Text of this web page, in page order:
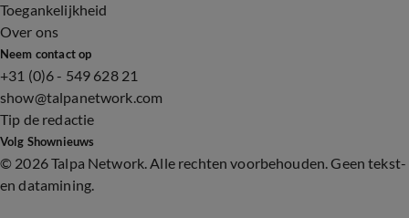
Toegankelijkheid
Over ons
Neem contact op
+31 (0)6 - 549 628 21
show@talpanetwork.com
Tip de redactie
Volg Shownieuws
© 2026 Talpa Network. Alle rechten voorbehouden. Geen tekst-
en datamining.